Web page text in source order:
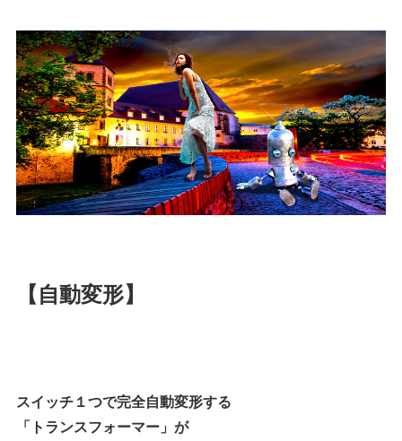
【自動変形】
スイッチ１つで完全自動変形する
「トランスフォーマー」が